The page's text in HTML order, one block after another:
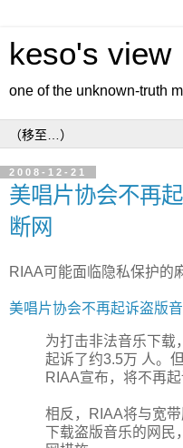
keso's view
one of the unknown-truth
2008-12-21
美唱片协会不再
断网
RIAA可能面临隐私保护的
美唱片协会不再起诉盗版
为打击非法音乐下载
起诉了约3.5万 人。
RIAA宣布，将不再
相反，RIAA将与宽
下载盗版音乐的网民